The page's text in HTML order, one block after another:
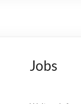
Jobs